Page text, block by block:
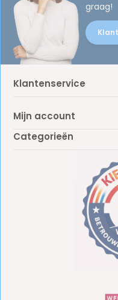
graag!
Klantenservice
Mijn account
Categorieën